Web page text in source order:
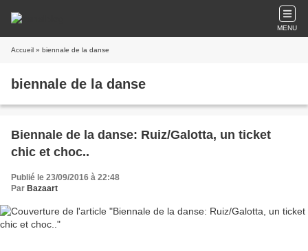
MENU
Accueil » biennale de la danse
biennale de la danse
Biennale de la danse: Ruiz/Galotta, un ticket
chic et choc..
Publié le 23/09/2016 à 22:48
Par Bazaart